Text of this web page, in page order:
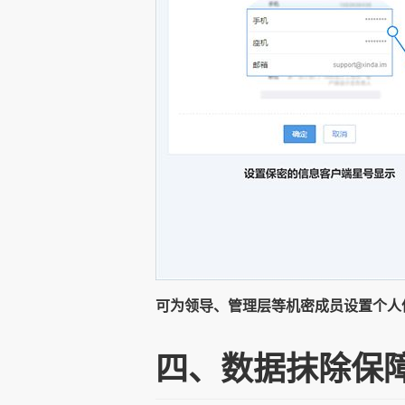
可为领导、管理层等机密成员设置个
四、数据抹除保